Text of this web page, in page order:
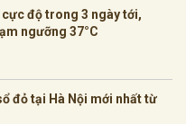
độ trong 3 ngày tới,
ngưỡng 37°C
đỏ tại Hà Nội mới nhất từ